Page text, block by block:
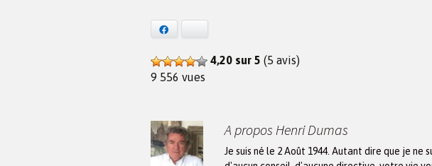
4,20 sur 5 (5 avis)
9 556 vues
A propos Henri Dumas
Je suis né le 2 Août 1944. Autant dire que je ne